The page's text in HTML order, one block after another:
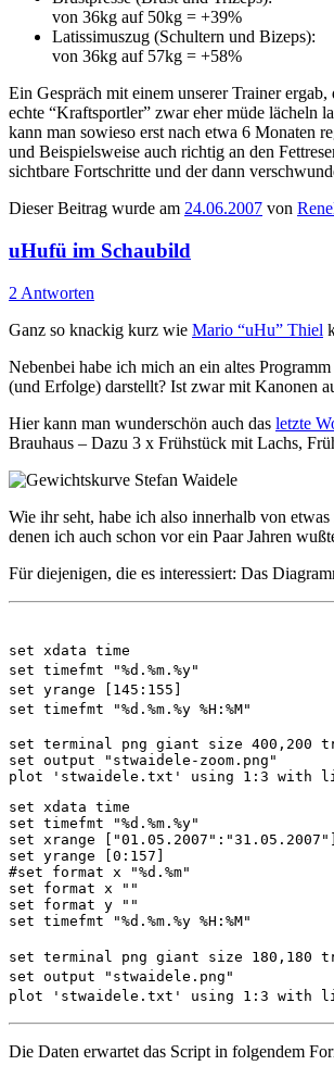
von 36kg auf 50kg = +39%
Latissimuszug (Schultern und Bizeps):
von 36kg auf 57kg = +58%
Ein Gespräch mit einem unserer Trainer
echte “Kraftsportler” zwar eher müde lächeln
kann man sowieso erst nach etwa 6 Monaten
und Beispielsweise auch richtig an den
sichtbare Fortschritte und der dann
Dieser Beitrag wurde am 24.06.2007 von
uHufü im Schaubild
2 Antworten
Ganz so knackig kurz wie Mario “uHu” Thiel
Nebenbei habe ich mich an ein altes
(und Erfolge) darstellt? Ist zwar mit Kanonen
Hier kann man wunderschön auch das letzte
Brauhaus – Dazu 3 x Frühstück mit Lachs,
Wie ihr seht, habe ich also innerhalb von
denen ich auch schon vor ein Paar Jahren
Für diejenigen, die es interessiert: Das
set xdata time
set timefmt "%d.%m.%y"
set yrange [145:155]
set timefmt "%d.%m.%y %H:%M"
set terminal png giant size 400,200
set output "stwaidele-zoom.png"
plot 'stwaidele.txt' using 1:3 with
set xdata time
set timefmt "%d.%m.%y"
set xrange ["01.05.2007":"31.05.2007"]
set yrange [0:157]
#set format x "%d.%m"
set format x ""
set format y ""
set timefmt "%d.%m.%y %H:%M"
set terminal png giant size 180,180
set output "stwaidele.png"
plot 'stwaidele.txt' using 1:3 with
Die Daten erwartet das Script in folgendem